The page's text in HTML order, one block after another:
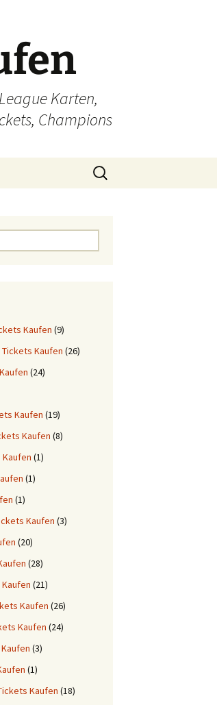
Karten,
Champions
Search
for:
Kaufen (9)
Tickets Kaufen (26)
(24)
Kaufen (19)
Kaufen (8)
(1)
(1)
(1)
Kaufen (3)
(20)
(28)
(21)
Kaufen (26)
Kaufen (24)
(3)
(1)
Kaufen (18)